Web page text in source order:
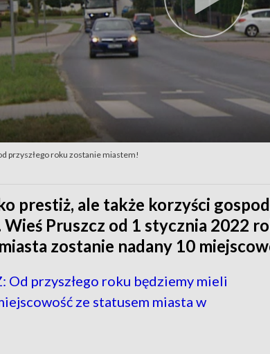
przyszłego roku zostanie miastem!
prestiż, ale także korzyści
Wieś Pruszcz od 1 stycznia 2022
zostanie nadany 10
Od przyszłego roku będziemy mieli
ze statusem miasta w